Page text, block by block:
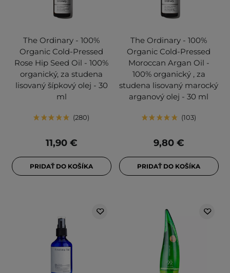
The Ordinary - 100%
Organic Cold-Pressed
Rose Hip Seed Oil - 100%
organický, za studena
lisovaný šípkový olej - 30
ml
280
11,90 €
PRIDAŤ DO KOŠÍKA
The Ordinary - 100%
Organic Cold-Pressed
Moroccan Argan Oil -
100% organický , za
studena lisovaný marocký
arganový olej - 30 ml
103
9,80 €
PRIDAŤ DO KOŠÍKA